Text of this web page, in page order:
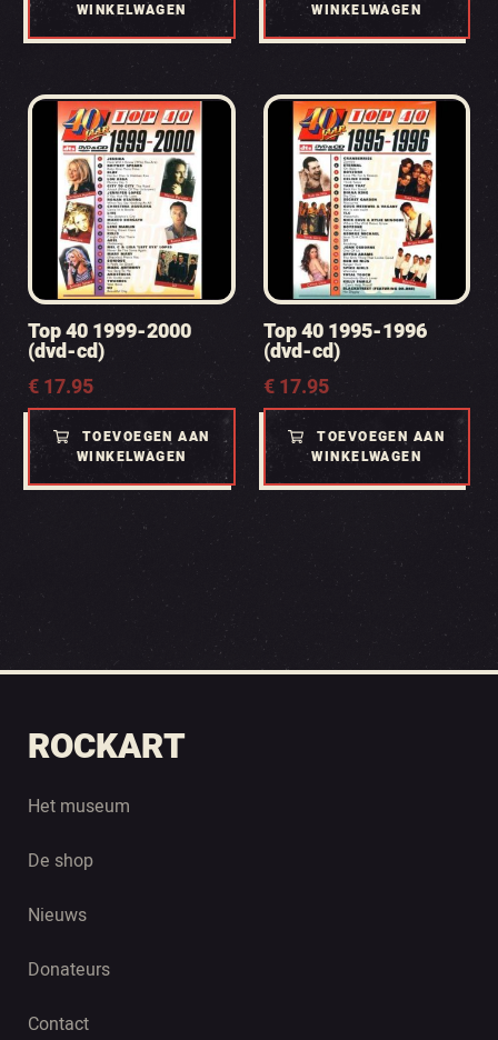
WINKELWAGEN
WINKELWAGEN
Top 40 1999-2000
(dvd-cd)
€17.95
TOEVOEGEN AAN
WINKELWAGEN
Top 40 1995-1996
(dvd-cd)
€17.95
TOEVOEGEN AAN
WINKELWAGEN
ROCKART
Het museum
De shop
Nieuws
Donateurs
Contact